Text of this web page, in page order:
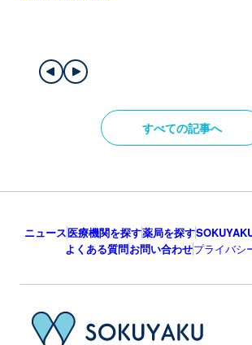
すべての記事へ
ニュース医療機関を探す薬局を探す
よくある質問お問い合わせプライバシ